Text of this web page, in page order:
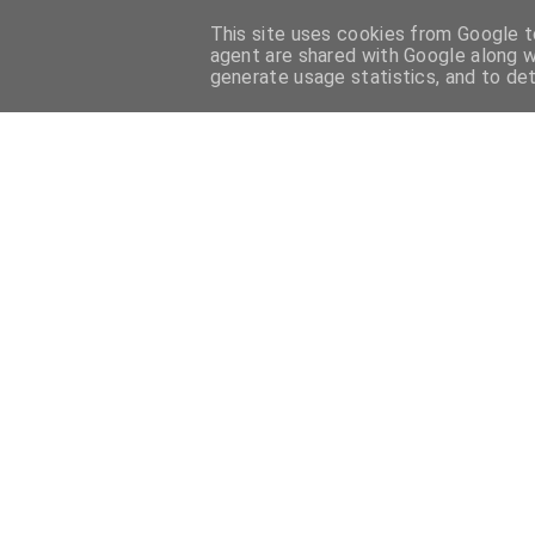
PASTICCERIA FRANCESE PASTICCERIA ITALIANA
This site uses cookies from Google
agent are shared with Google
generate usage statistics, and to